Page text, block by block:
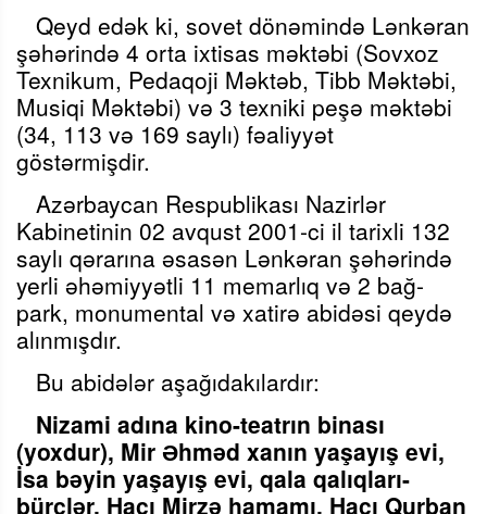
Qeyd edək ki, sovet dönəmində Lənkəran
şəhərində 4 orta ixtisas məktəbi (Sovxoz
Texnikum, Pedaqoji Məktəb, Tibb Məktəbi,
Musiqi Məktəbi) və 3 texniki peşə məktəbi
(34, 113 və 169 saylı) fəaliyyət
göstərmişdir.
Azərbaycan Respublikası Nazirlər
Kabinetinin 02 avqust 2001-ci il tarixli 132
saylı qərarına əsasən Lənkəran şəhərində
yerli əhəmiyyətli 11 memarlıq və 2 bağ-
park, monumental və xatirə abidəsi qeydə
alınmışdır.
Bu abidələr aşağıdakılardır:
Nizami adına kino-teatrın binası
(yoxdur), Mir Əhməd xanın yaşayış evi,
İsa bəyin yaşayış evi, qala qalıqları-
bürclər, Hacı Mirzə hamamı, Hacı Qurban